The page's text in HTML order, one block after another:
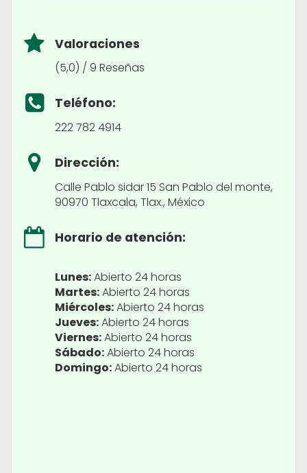
Valoraciones
(5,0) / 9 Reseñas
Teléfono:
222 782 4914
Dirección:
Calle Pablo sidar 15 San Pablo del monte,
90970 Tlaxcala, Tlax., México
Horario de atención:
Lunes:Abierto 24 horas
Martes:Abierto 24 horas
Miércoles:Abierto 24 horas
Jueves:Abierto 24 horas
Viernes:Abierto 24 horas
Sábado:Abierto 24 horas
Domingo:Abierto 24 horas